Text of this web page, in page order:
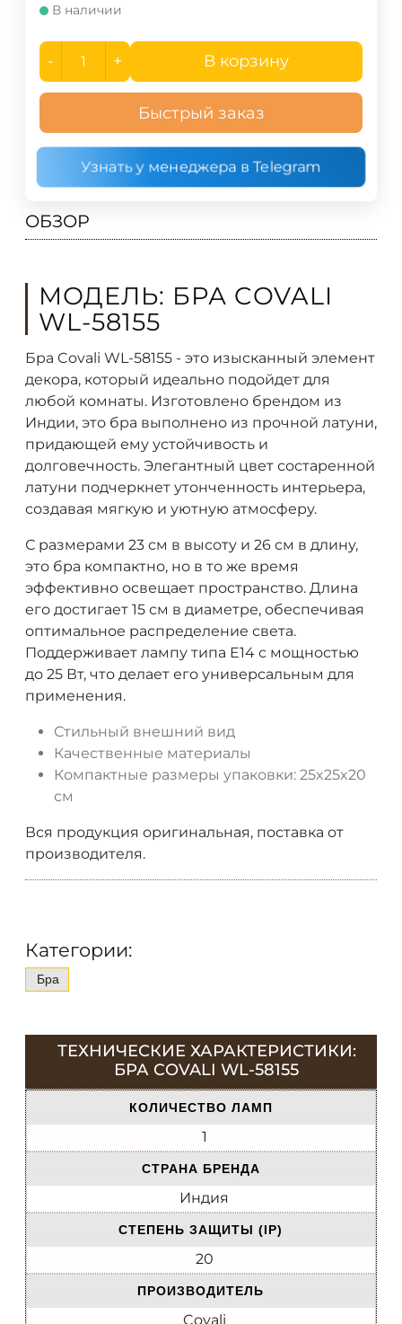
В наличии
- + В корзину
Быстрый заказ
Узнать у менеджера в Telegram
ОБЗОР
МОДЕЛЬ: БРА COVALI
WL-58155
Бра Covali WL-58155 - это изысканный элемент
декора, который идеально подойдет для
любой комнаты. Изготовлено брендом из
Индии, это бра выполнено из прочной латуни,
придающей ему устойчивость и
долговечность. Элегантный цвет состаренной
латуни подчеркнет утонченность интерьера,
создавая мягкую и уютную атмосферу.
С размерами 23 см в высоту и 26 см в длину,
это бра компактно, но в то же время
эффективно освещает пространство. Длина
его достигает 15 см в диаметре, обеспечивая
оптимальное распределение света.
Поддерживает лампу типа E14 с мощностью
до 25 Вт, что делает его универсальным для
применения.
Стильный внешний вид
Качественные материалы
Компактные размеры упаковки: 25x25x20
см
Вся продукция оригинальная, поставка от
производителя.
Категории:
Бра
ТЕХНИЧЕСКИЕ ХАРАКТЕРИСТИКИ:
БРА COVALI WL-58155
КОЛИЧЕСТВО ЛАМП
1
СТРАНА БРЕНДА
Индия
СТЕПЕНЬ ЗАЩИТЫ (IP)
20
ПРОИЗВОДИТЕЛЬ
Covali